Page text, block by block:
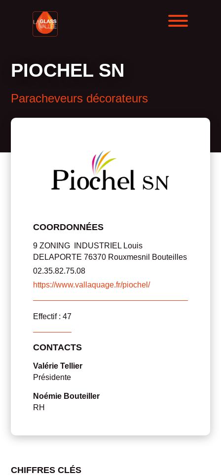
PIOCHEL SN
Paracheveurs décorateurs
COORDONNÉES
9 ZONING INDUSTRIEL Louis
DELAPORTE 76370 Rouxmesnil Bouteilles
02.35.82.75.08
https://www.vallaquage.fr/piochel/
Effectif : 47
CONTACTS
Valérie Tellier
Présidente
Noémie Bouteiller
RH
CHIFFRES CLÉS